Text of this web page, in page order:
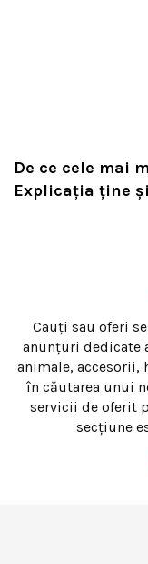
De ce cele mai
Explicația ține
Cauți sau oferi
anunțuri dedicate
animale, accesorii,
în căutarea unui
servicii de oferit
secțiune